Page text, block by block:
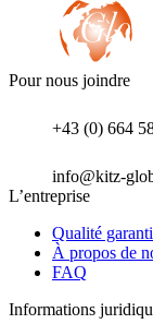
Pour nous joindre
+43 (0) 664
info@kitz-
L’entreprise
Qualité
À propos de
FAQ
Informations